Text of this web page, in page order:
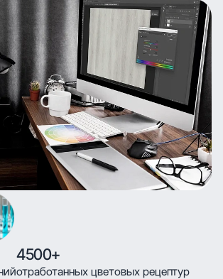
4500+
отработанных цветовых рецептур